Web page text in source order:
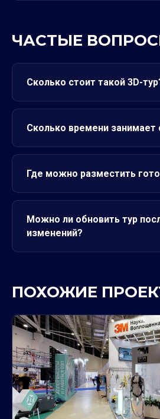
ЧАСТЫЕ
Сколько стоит такой 3D-
Сколько времени занимает
Где можно разместить
Можно ли обновить тур
изменений?
ПОХОЖИЕ